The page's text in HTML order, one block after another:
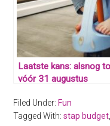
Laatste kans: alsnog
vóór 31 augustus
Filed Under: Fun
Tagged With:stap budget